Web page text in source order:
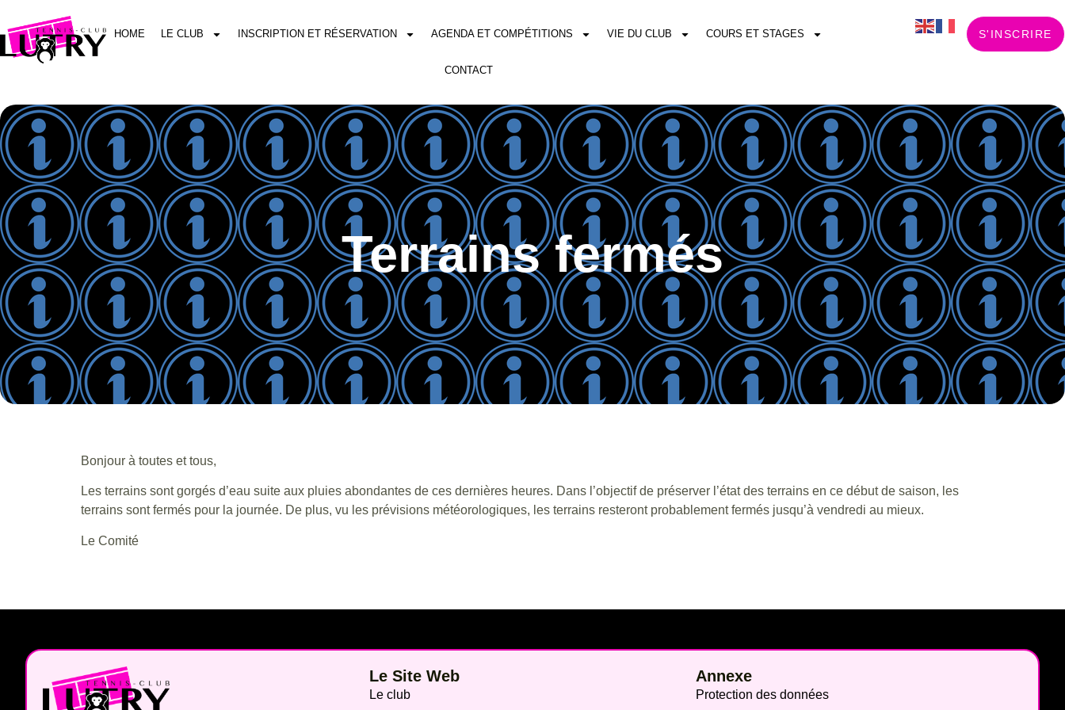
HOME LE CLUB INSCRIPTION ET RÉSERVATION AGENDA ET COMPÉTITIONS VIE DU CLUB COURS ET STAGES
CONTACT
S'INSCRIRE
Terrains fermés
Bonjour à toutes et tous,
Les terrains sont gorgés d’eau suite aux pluies abondantes de ces dernières heures. Dans l’objectif de préserver l’état des terrains en ce début de saison, les
terrains sont fermés pour la journée. De plus, vu les prévisions météorologiques, les terrains resteront probablement fermés jusqu’à vendredi au mieux.
Le Comité
Le Site Web
Le club
Annexe
Protection des données